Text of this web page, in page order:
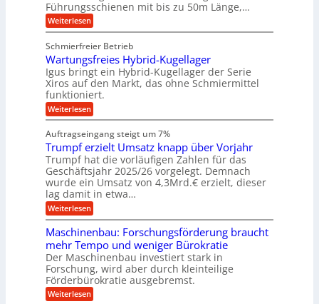
m
g
b
u
n
g
e
n
R
a
p
i
d
a
-
M
a
h
i
n
e
n
v
o
n
K
o
e
i
v
e
n
d
M
a
s
c
h
i
e
n
b
a
u
e
r
k
z
e
u
g
k
r
e
i
s
a
u
f
Führungsschienen mit bis zu 50m Länge,…
Weiterlesen:
K
g
e
l
s
c
h
i
e
e
n
f
ü
h
r
u
n
g
e
n
B
S
C
L
w
e
Schmierfreier Betrieb
Wartungsfreies Hybrid-Kugellager
Igus bringt ein Hybrid-Kugellager der Serie
Xiros auf den Markt, das ohne Schmiermittel
funktioniert.
Weiterlesen:
W
r
t
u
n
g
s
r
e
e
s
H
y
b
r
i
Auftragseingang steigt um 7%
Trumpf erzielt Umsatz knapp über Vorjahr
Trumpf hat die vorläufigen Zahlen für das
Geschäftsjahr 2025/26 vorgelegt. Demnach
wurde ein Umsatz von 4,3Mrd.€ erzielt, dieser
lag damit in etwa…
Weiterlesen:
T
u
m
p
f
e
r
z
Maschinenbau: Forschungsförderung braucht
mehr Tempo und weniger Bürokratie
Der Maschinenbau investiert stark in
Forschung, wird aber durch kleinteilige
Förderbürokratie ausgebremst.
Weiterlesen: